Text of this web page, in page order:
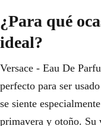
¿Para qué
ideal?
Versace - Eau De
perfecto para ser
se siente
primavera y otoño. Su